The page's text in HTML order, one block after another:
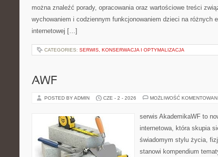
można znaleźć porady, opracowania oraz wartościowe treści
wychowaniem i codziennym funkcjonowaniem dzieci na różnych
internetowej […]
CATEGORIES: SERWIS, KONSERWACJA I OPTYMALIZACJA
AWF
POSTED BY ADMIN CZE - 2 - 2026 MOŻLIWOŚĆ
serwis AkademikaWF to
internetowa, która skupia
świadomym stylu życia,
stanowi kompendium